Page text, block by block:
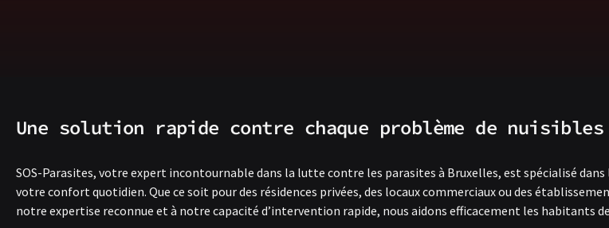
Une solution rapide contre chaque problème de
SOS-Parasites, votre expert incontournable dans la lutte contre les parasites à Bruxelles, est spécialisé
votre confort quotidien. Que ce soit pour des résidences privées, des locaux commerciaux ou des
notre expertise reconnue et à notre capacité d’intervention rapide, nous aidons efficacement les habitants